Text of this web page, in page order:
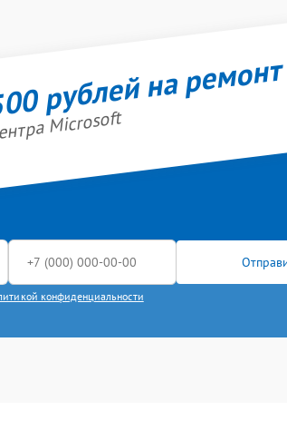
рублей на ремонт
Microsoft
конфиденциальности